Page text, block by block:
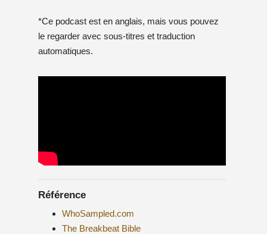
*Ce podcast est en anglais, mais vous pouvez
le regarder avec sous-titres et traduction
automatiques.
Référence
WhoSampled.com
The Breakbeat Bible